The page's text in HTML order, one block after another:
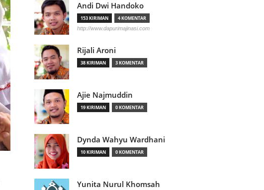
Andi Dwi Handoko
153 KIRIMAN 4 KOMENTAR
http://www.dapurimajinasi.com
Rijali Aroni
38 KIRIMAN 3 KOMENTAR
Ajie Najmuddin
19 KIRIMAN 0 KOMENTAR
Dynda Wahyu Wardhani
10 KIRIMAN 0 KOMENTAR
Yunita Nurul Khomsah